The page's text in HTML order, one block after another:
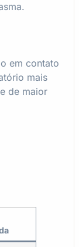
em contato
mais
de maior